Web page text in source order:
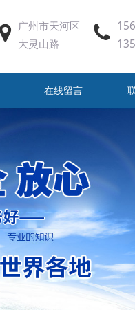
广州市天河区
大灵山路
在线留言